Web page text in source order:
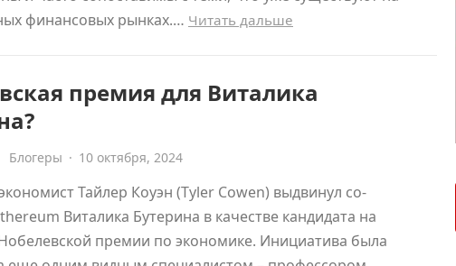
финансовых рынках.… Читать дальше
премия для Виталика
Блогеры · 10 октября, 2024
Тайлер Коуэн (Tyler Cowen) выдвинул со-
Виталика Бутерина в качестве кандидата на
премии по экономике. Инициатива была